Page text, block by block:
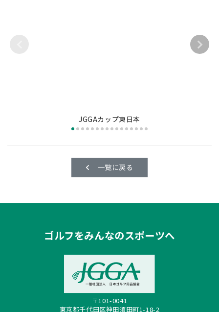
JGGAカップ東日本
一覧に戻る
ゴルフをみんなのスポーツへ
〒101-0041
東京都千代田区神田須田町1-18-2